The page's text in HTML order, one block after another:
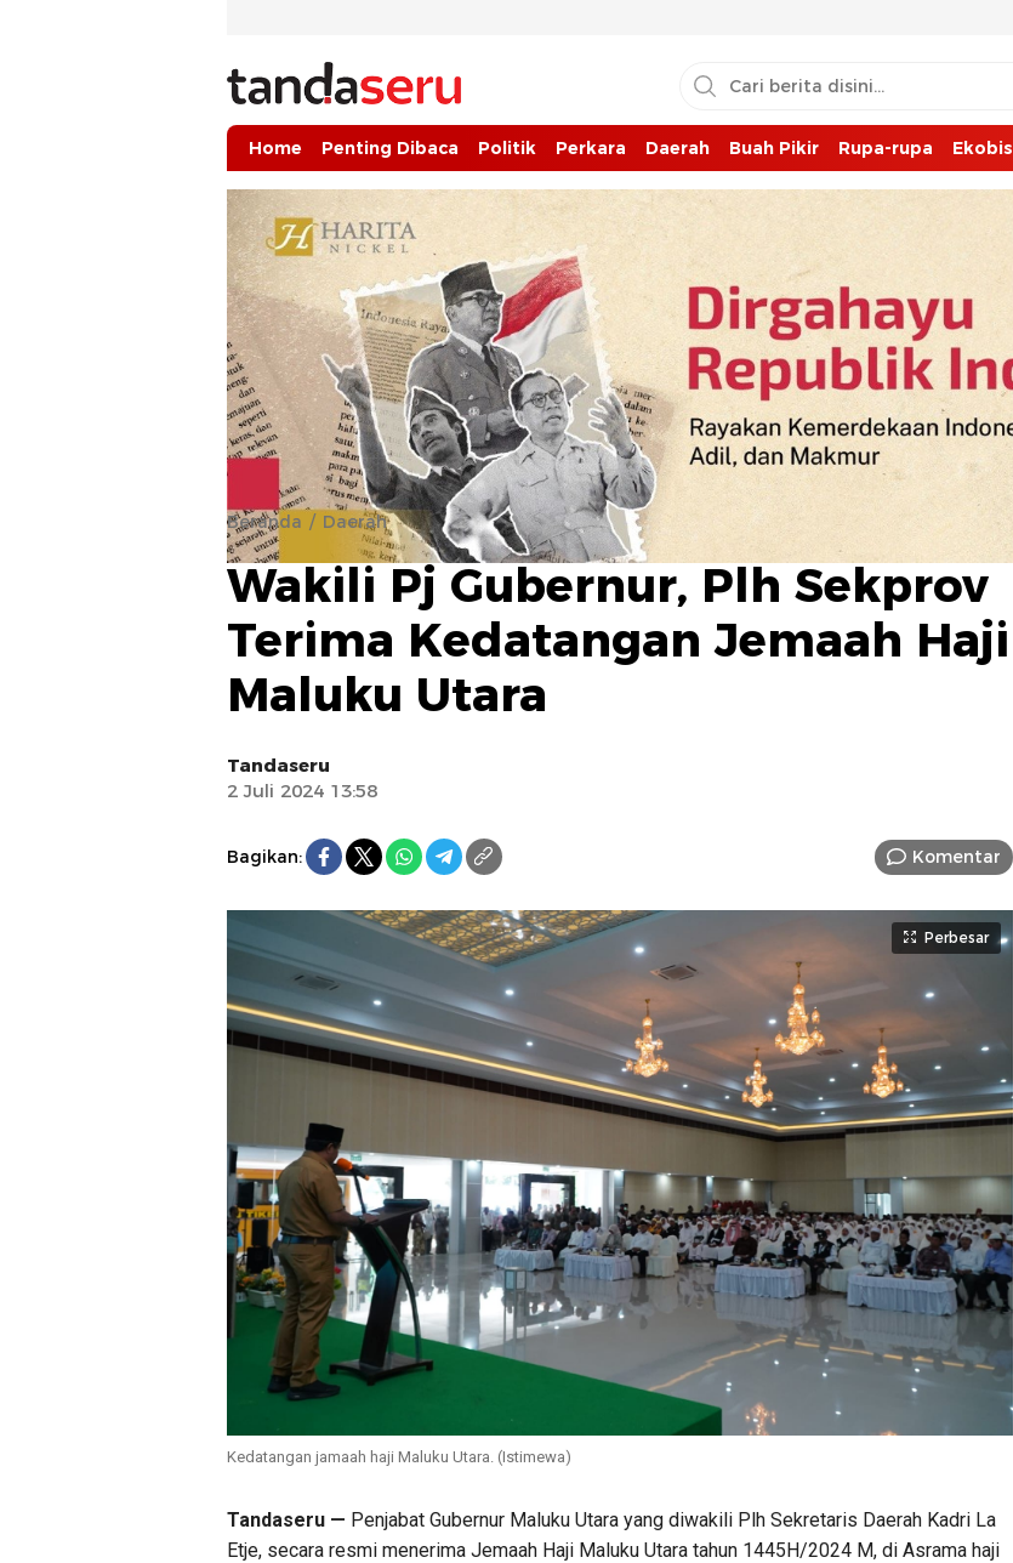
tandaseru.com | Penting Dibaca
tandaseru.com
Home Penting Dibaca Politik Perkara Daerah Buah Pikir Rupa-rupa Ekobis
Beranda Daerah
Wakili Pj Gubernur, Plh Sekprov
Terima Kedatangan Jemaah Haji
Maluku Utara
Tandaseru
2 Juli 2024 13:58
Bagikan: Komentar
Perbesar
Kedatangan jamaah haji Maluku Utara. (Istimewa)
Tandaseru — Penjabat Gubernur Maluku Utara yang diwakili Plh Sekretaris Daerah Kadri La
Etje, secara resmi menerima Jemaah Haji Maluku Utara tahun 1445H/2024 M, di Asrama haji